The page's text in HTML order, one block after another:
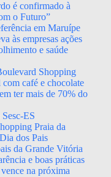
é confirmado à
o Futuro”
em Maruípe
às empresas ações
e saúde
Shopping
café e chocolate
ter mais de 70% do
ES
Praia da
dos Pais
da Grande Vitória
e boas práticas
na próxima